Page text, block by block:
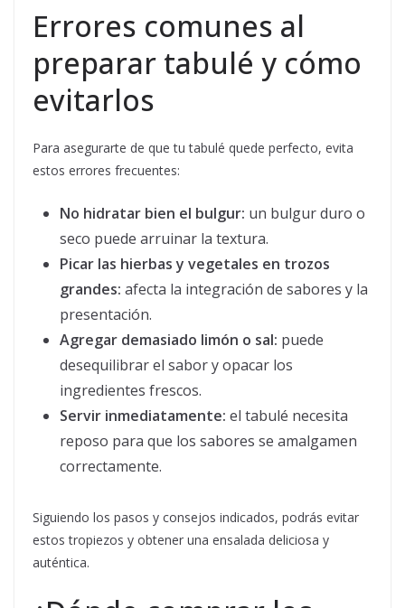
Errores comunes al
preparar tabulé y cómo
evitarlos
Para asegurarte de que tu tabulé quede perfecto, evita
estos errores frecuentes:
No hidratar bien el bulgur: un bulgur duro o
seco puede arruinar la textura.
Picar las hierbas y vegetales en trozos
grandes: afecta la integración de sabores y la
presentación.
Agregar demasiado limón o sal: puede
desequilibrar el sabor y opacar los
ingredientes frescos.
Servir inmediatamente: el tabulé necesita
reposo para que los sabores se amalgamen
correctamente.
Siguiendo los pasos y consejos indicados, podrás evitar
estos tropiezos y obtener una ensalada deliciosa y
auténtica.